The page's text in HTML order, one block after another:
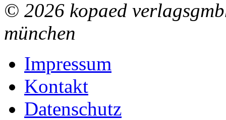
© 2026 kopaed
münchen
Impressum
Kontakt
Datenschutz